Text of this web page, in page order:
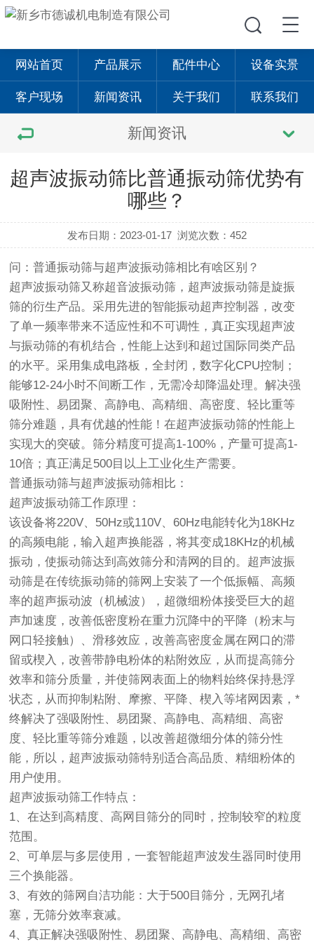
网站首页 产品展示 配件中心 设备实景
客户现场 新闻资讯 关于我们 联系我们
新闻资讯
超声波振动筛比普通振动筛优势有
哪些？
发布日期：2023-01-17 浏览次数：452
问：普通振动筛与超声波振动筛相比有啥区别？
超声波振动筛 又称超音波振动筛 ，超声波振动筛是旋振
筛的衍生产品。采用先进的智能振动超声控制器，改变
了单一频率带来不适应性和不可调性，真正实现超声波
与振动筛的有机结合，性能上达到和超过国际同类产品
的水平。采用集成电路板，全封闭，数字化CPU控制；
能够12-24小时不间断工作，无需冷却降温处理。解决强
吸附性、易团聚、高静电、高精细、高密度、轻比重等
筛分难题，具有优越的性能！在超声波振动筛的性能上
实现大的突破。筛分精度可提高1-100%，产量可提高1-
10倍；真正满足500目以上工业化生产需要。
普通振动筛与超声波振动筛相比：
超声波振动筛工作原理：
该设备将220V、50Hz或110V、60Hz电能转化为18KHz
的高频电能，输入超声换能器，将其变成18KHz的机械
振动，使振动筛达到高效筛分和清网的目的。超声波振
动筛是在传统振动筛的筛网上安装了一个低振幅、高频
率的超声振动波（机械波），超微细粉体接受巨大的超
声加速度，改善低密度粉在重力沉降中的平降（粉末与
网口轻接触）、滑移效应，改善高密度金属在网口的滞
留或楔入，改善带静电粉体的粘附效应，从而提高筛分
效率和筛分质量，并使筛网表面上的物料始终保持悬浮
状态，从而抑制粘附、摩擦、平降、楔入等堵网因素，*
终解决了强吸附性、易团聚、高静电、高精细、高密
度、轻比重等筛分难题，以改善超微细分体的筛分性
能，所以，超声波振动筛特别适合高品质、精细粉体的
用户使用。
超声波振动筛工作特点：
1、在达到高精度、高网目筛分的同时，控制较窄的粒度
范围。
2、可单层与多层使用，一套智能超声波发生器同时使用
三个换能器。
3、有效的筛网自洁功能：大于500目筛分，无网孔堵
塞，无筛分效率衰减。
4、真正解决强吸附性、易团聚、高静电、高精细、高密